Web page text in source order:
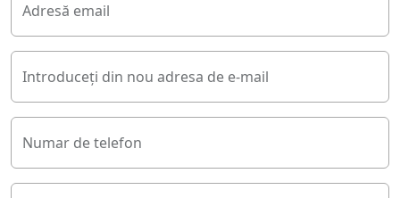
Adresă email
Introduceți din nou adresa de e-mail
Numar de telefon